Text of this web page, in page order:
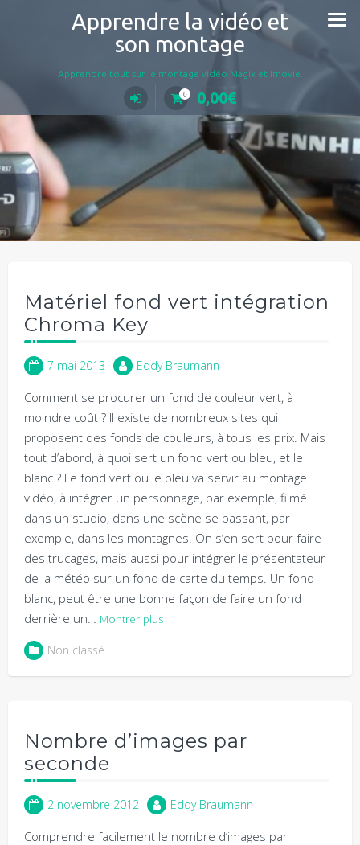
Apprendre la vidéo et
son montage
Apprendre tout sur le montage vidéo Magix et Imovie.
0 0,00€
Matériel fond vert intégration
Chroma Key
7 mai 2013 Eddy Braumann
Comment se procurer un fond de couleur vert, à
moindre coût ? Il existe de nombreux sites qui
proposent des fonds de couleurs, à tous les prix. Mais
tout d’abord, à quoi sert un fond vert ou bleu, et le
blanc ? Le fond vert ou le bleu va servir au montage
vidéo, à intégrer un personnage, par exemple, filmé
dans un studio, dans une scène se passant, par
exemple, dans les montagnes. On s’en sert pour faire
des trucages, mais aussi pour intégrer le présentateur
de la météo sur un fond de carte du temps. Un fond
blanc, peut être une bonne façon de faire un fond
derrière un… Montrer plus
Non classé
Nombre d’images par
seconde
2 novembre 2012 Eddy Braumann
Comprendre facilement le nombre d’images par